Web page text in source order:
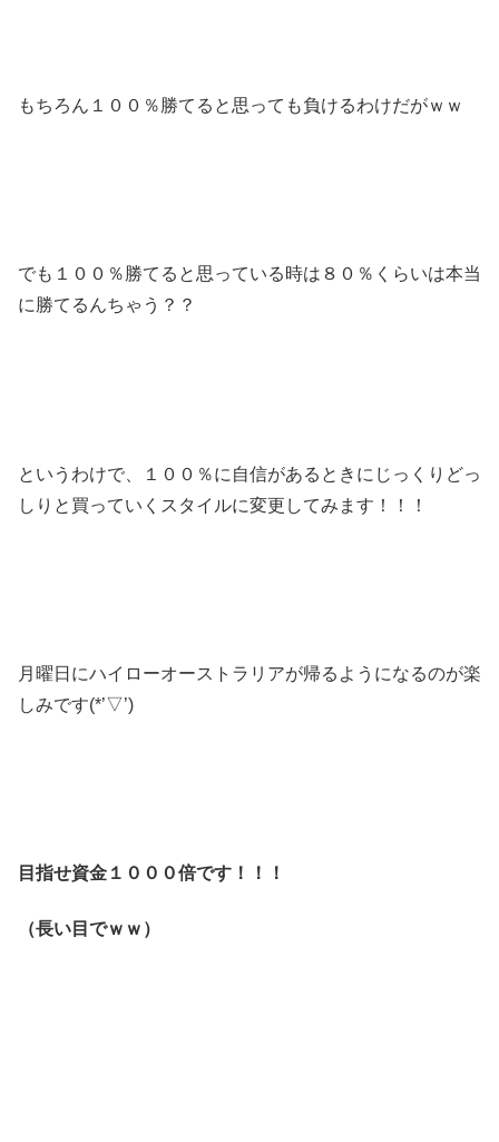
もちろん１００％勝てると思っても負けるわけだがｗｗ
でも１００％勝てると思っている時は８０％くらいは本当
に勝てるんちゃう？？
というわけで、１００％に自信があるときにじっくりどっ
しりと買っていくスタイルに変更してみます！！！
月曜日にハイローオーストラリアが帰るようになるのが楽
しみです(*’▽’)
目指せ資金１０００倍です！！！
（長い目でｗｗ）